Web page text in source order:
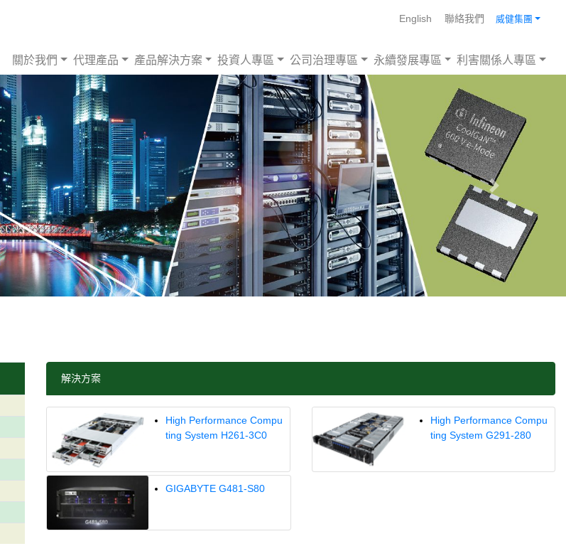
English 聯絡我們 威健集團
關於我們 代理產品 產品解決方案 投資人專區 公司治理專區 永續發展專區 利害關係人專區
Next
解決方案
High Performance Compu
ting System H261-3C0
High Performance Compu
ting System G291-280
GIGABYTE G481-S80